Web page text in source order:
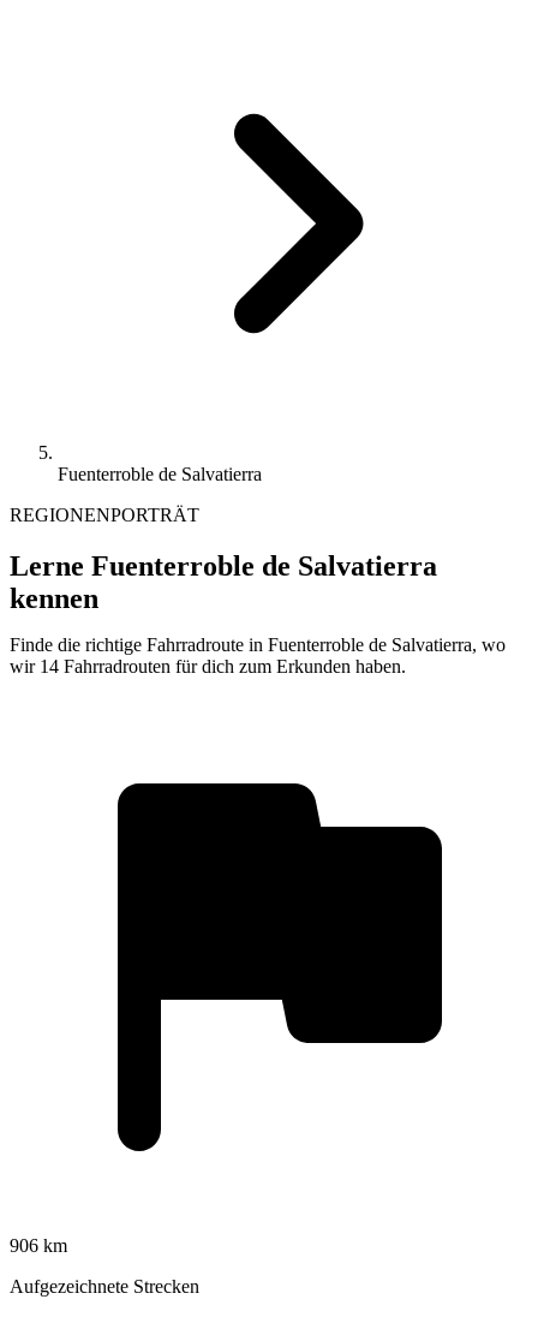
Fuenterroble de Salvatierra
REGIONENPORTRÄT
Lerne Fuenterroble de Salvatierra
kennen
Finde die richtige Fahrradroute in Fuenterroble de Salvatierra, wo
wir 14 Fahrradrouten für dich zum Erkunden haben.
906 km
Aufgezeichnete Strecken